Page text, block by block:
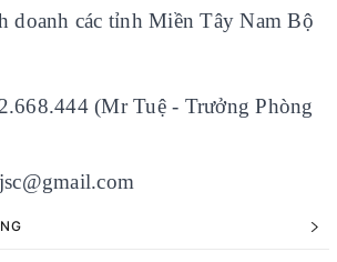
doanh các tỉnh Miền Tây Nam Bộ
(Mr Tuệ - Trưởng Phòng